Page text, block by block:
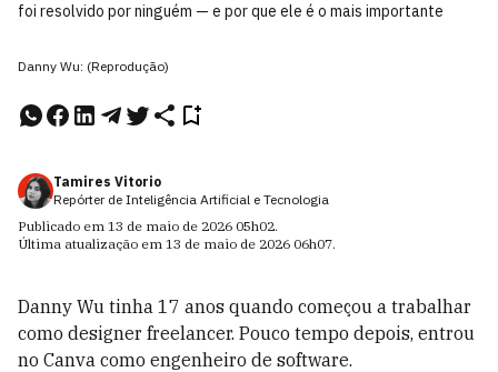
foi resolvido por ninguém — e por que ele é o mais importante
Danny Wu: (Reprodução)
Tamires Vitorio
Repórter de Inteligência Artificial e Tecnologia
Publicado em 13 de maio de 2026 05h02.
Última atualização em 13 de maio de 2026 06h07.
Danny Wu tinha 17 anos quando começou a trabalhar
como designer freelancer. Pouco tempo depois, entrou
no Canva como engenheiro de software.